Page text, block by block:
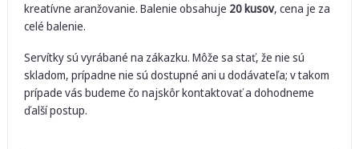
kreatívne aranžovanie. Balenie obsahuje 20 kusov, cena je za
celé balenie.
Servítky sú vyrábané na zákazku. Môže sa stať, že nie sú
skladom, prípadne nie sú dostupné ani u dodávateľa; v takom
prípade vás budeme čo najskôr kontaktovať a dohodneme
ďalší postup.